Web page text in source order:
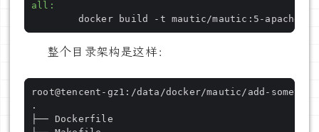
all :
整个目录架构是这样：
root@tencent-gz1:/data/docker/mautic/add-